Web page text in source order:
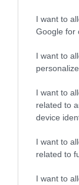
I want to
Google for
I want to
I want to
related to
device
I want to
related to
I want to
3 h 46 min
Die Instantly